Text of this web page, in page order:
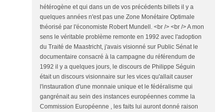
hétérogène et qui dans un de vos précédents billets il y a
quelques années n'est pas une Zone Monétaire Optimale
théorisé par l'économiste Robert Mundell. <br /> <br /> A mon
sens le véritable problème remonte en 1992 avec l'adoption
du Traité de Maastricht, j'avais visionné sur Public Sénat le
documentaire consacré à la campagne du référendum de
1992 il y a quelques jours, le discours de Philippe Séguin
était un discours visionnaire sur les vices qu'allait causer
l'instauration d'une monnaie unique et le fédéralisme qui
gangrénait au sein des instances européennes comme la
Commission Européenne , les faits lui auront donné raison